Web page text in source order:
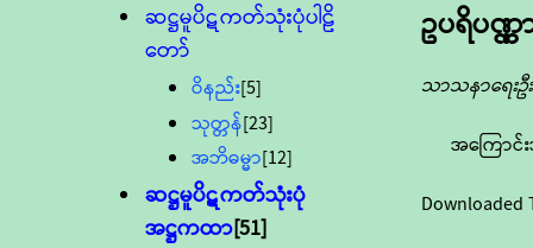
ဆဋ္ဌမူပိဋကတ်သုံးပုံပါဠိ
တော်
ဝိနည်း[5]
သုတ္တန်[23]
အဘိဓမ္မာ[12]
ဆဋ္ဌမူပိဋကတ်သုံးပုံ
အဋ္ဌကထာ[51]
ဥပရိပဏ္
သာသနာရေးဦ
အကြောင်
Downloaded